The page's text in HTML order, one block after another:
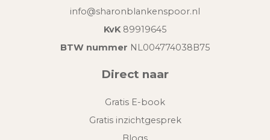
info@sharonblankenspoor.nl
KvK89919645
BTW nummer NL004774038B75
Direct naar
Gratis E-book
Gratis inzichtgesprek